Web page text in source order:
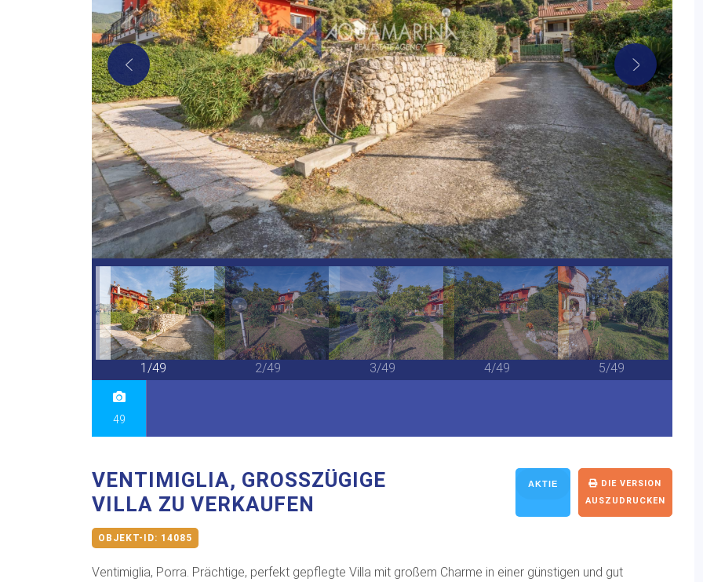
1/49 2/49 3/49 4/49 5/49
49
VENTIMIGLIA, GROSSZÜGIGE V
ILLA ZU VERKAUFEN
AKTIE
DIE VERSION
AUSZUDRUCKEN
OBJEKT-ID: 14085
Ventimiglia, Porra. Prächtige, perfekt gepflegte Villa mit großem Charme in einer günstigen und gut